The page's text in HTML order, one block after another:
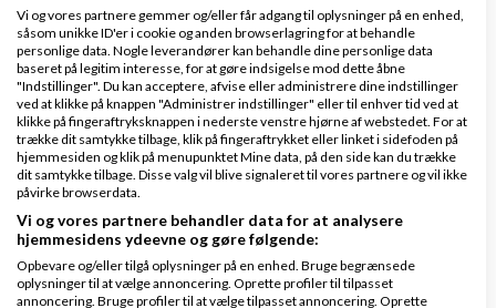
Svar
Martin JacobsenSkrevet13-03-2016kl. 21:50
Vi og vores partnere gemmer og/eller får adgang til oplysninger på en enhed,
såsom unikke ID'er i cookie og anden browserlagring for at behandle
personlige data. Nogle leverandører kan behandle dine personlige data
baseret på legitim interesse, for at gøre indsigelse mod dette åbne
"Indstillinger". Du kan acceptere, afvise eller administrere dine indstillinger
ved at klikke på knappen "Administrer indstillinger" eller til enhver tid ved at
klikke på fingeraftryksknappen i nederste venstre hjørne af webstedet. For at
trække dit samtykke tilbage, klik på fingeraftrykket eller linket i sidefoden på
hjemmesiden og klik på menupunktet Mine data, på den side kan du trække
dit samtykke tilbage. Disse valg vil blive signaleret til vores partnere og vil ikke
påvirke browserdata.
Vi og vores partnere behandler data for at analysere
hjemmesidens ydeevne og gøre følgende:
Opbevare og/eller tilgå oplysninger på en enhed. Bruge begrænsede
oplysninger til at vælge annoncering. Oprette profiler til tilpasset
annoncering. Bruge profiler til at vælge tilpasset annoncering. Oprette